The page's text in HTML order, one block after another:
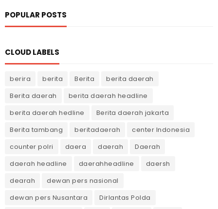
POPULAR POSTS
CLOUD LABELS
berira berita Berita
berita daerah
Berita daerah
berita daerah headline
berita daerah hedline
Berita daerah jakarta
Berita tambang
beritadaerah
center Indonesia
counter polri
daera daerah
Daerah
daerah headline
daerahheadline
daersh
dearah
dewan pers nasional
dewan pers Nusantara
Dirlantas Polda